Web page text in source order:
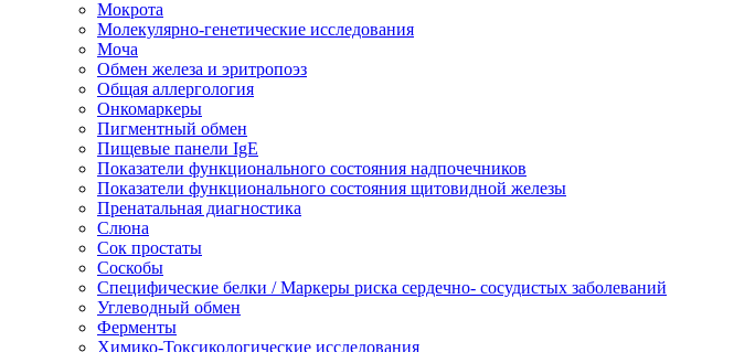
Мокрота
Молекулярно-генетические исследования
Моча
Обмен железа и эритропоэз
Общая аллергология
Онкомаркеры
Пигментный обмен
Пищевые панели IgE
Показатели функционального состояния надпочечников
Показатели функционального состояния щитовидной железы
Пренатальная диагностика
Слюна
Сок простаты
Соскобы
Специфические белки / Маркеры риска сердечно- сосудистых заболеваний
Углеводный обмен
Ферменты
Химико-Токсикологические исследования